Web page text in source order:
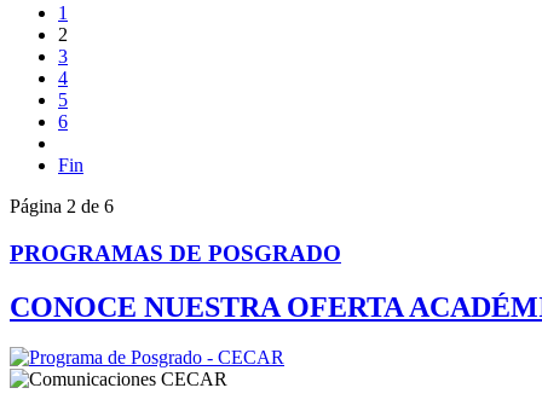
1
2
3
4
5
6
Fin
Página 2 de 6
PROGRAMAS DE POSGRADO
CONOCE NUESTRA OFERTA